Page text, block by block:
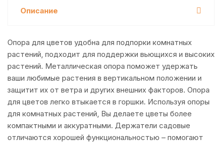
Описание
Опора для цветов удобна для подпорки комнатных
растений, подходит для поддержки вьющихся и высоких
растений. Металлическая опора поможет удержать
ваши любимые растения в вертикальном положении и
защитит их от ветра и других внешних факторов. Опора
для цветов легко втыкается в горшки. Используя опоры
для комнатных растений, Вы делаете цветы более
компактными и аккуратными. Держатели садовые
отличаются хорошей функциональностью – помогают